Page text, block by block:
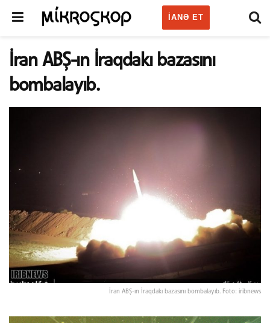
IANƏ ET
İran ABŞ-ın İraqdakı bazasını
bombalayıb.
İran ABŞ-ın İraqdakı bazasını bombalayıb. Foto: iribnews